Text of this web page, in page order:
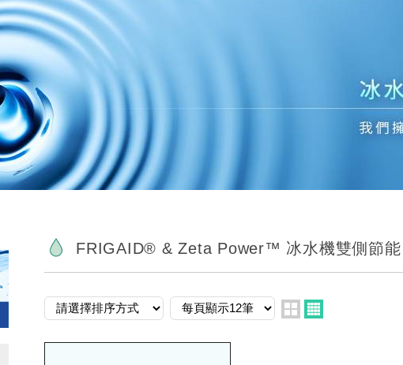
FRIGAID® & Zeta Power™ 冰水機雙側節能